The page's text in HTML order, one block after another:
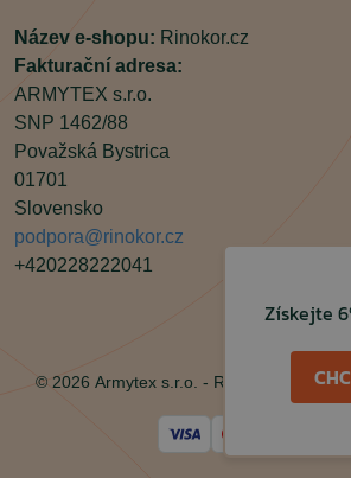
Název e-shopu: Rinokor.cz
Fakturační adresa:
ARMYTEX s.r.o.
SNP 1462/88
Považská Bystrica
01701
Slovensko
podpora@rinokor.cz
+420228222041
© 2026 Armytex s.r.o. - Rinokor.cz,
Získejte